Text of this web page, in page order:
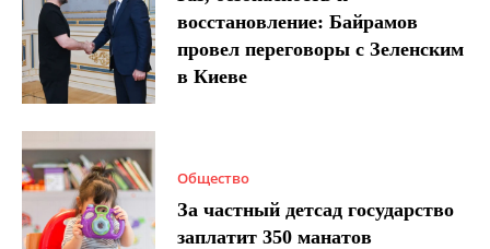
восстановление: Байрамов
провел переговоры с Зеленским
в Киеве
Общество
За частный детсад государство
заплатит 350 манатов